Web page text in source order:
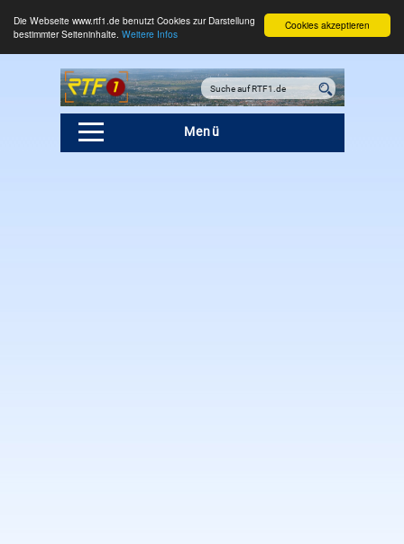
Cookies akzeptieren
Die Webseite www.rtf1.de benutzt Cookies zur Darstellung
bestimmter Seiteninhalte. Weitere Infos
Menü